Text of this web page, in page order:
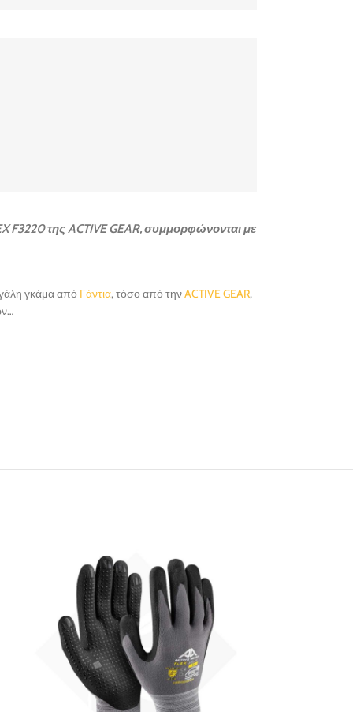
F3220 της ACTIVE GEAR, συμμορφώνονται με
γκάμα από Γάντια, τόσο από τηνACTIVE GEAR,